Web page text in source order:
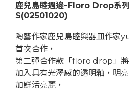
鹿兒島睦週邊-Floro Drop系
S(02501020)
陶藝作家鹿兒島睦與器皿作家
首次合作，
第二彈合作款「floro drop」
加入具有光澤感的透明釉，明
加鮮活亮麗，